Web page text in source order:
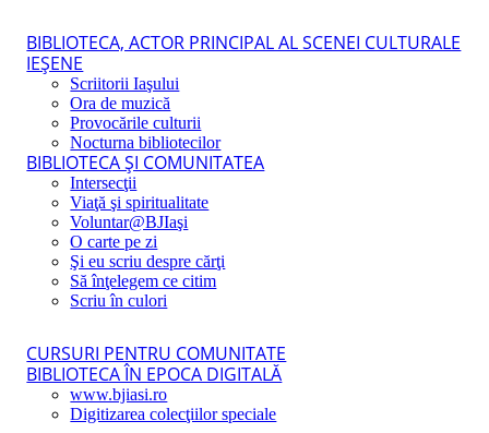
BIBLIOTECA, ACTOR PRINCIPAL AL SCENEI CULTURALE
IEŞENE
Scriitorii Iaşului
Ora de muzică
Provocările culturii
Nocturna bibliotecilor
BIBLIOTECA ŞI COMUNITATEA
Intersecţii
Viaţă şi spiritualitate
Voluntar@BJIaşi
O carte pe zi
Şi eu scriu despre cărţi
Să înţelegem ce citim
Scriu în culori
CURSURI PENTRU COMUNITATE
BIBLIOTECA ÎN EPOCA DIGITALĂ
www.bjiasi.ro
Digitizarea colecţiilor speciale